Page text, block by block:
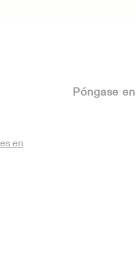
Póngase
en